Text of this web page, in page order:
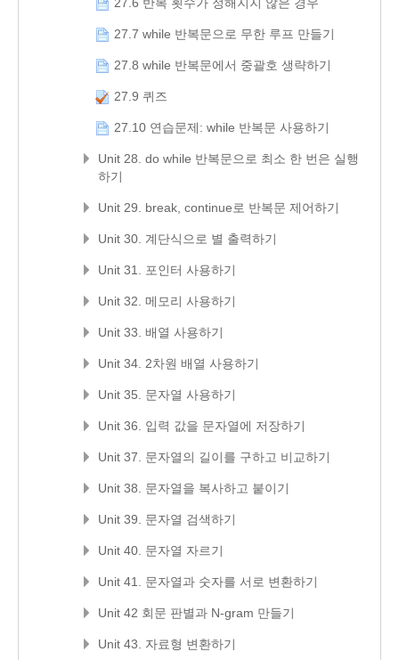
27.6 반복 횟수가 정해지지 않은 경우
27.7 while 반복문으로 무한 루프 만들기
27.8 while 반복문에서 중괄호 생략하기
27.9 퀴즈
27.10 연습문제: while 반복문 사용하기
Unit 28. do while 반복문으로 최소 한 번은 실행
하기
Unit 29. break, continue로 반복문 제어하기
Unit 30. 계단식으로 별 출력하기
Unit 31. 포인터 사용하기
Unit 32. 메모리 사용하기
Unit 33. 배열 사용하기
Unit 34. 2차원 배열 사용하기
Unit 35. 문자열 사용하기
Unit 36. 입력 값을 문자열에 저장하기
Unit 37. 문자열의 길이를 구하고 비교하기
Unit 38. 문자열을 복사하고 붙이기
Unit 39. 문자열 검색하기
Unit 40. 문자열 자르기
Unit 41. 문자열과 숫자를 서로 변환하기
Unit 42 회문 판별과 N-gram 만들기
Unit 43. 자료형 변환하기